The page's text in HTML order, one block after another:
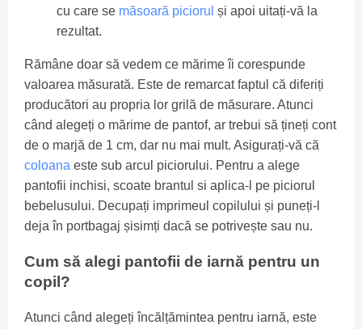
cu care se măsoară piciorul și apoi uitați-vă la
rezultat.
Rămâne doar să vedem ce mărime îi corespunde
valoarea măsurată. Este de remarcat faptul că diferiți
producători au propria lor grilă de măsurare. Atunci
când alegeți o mărime de pantof, ar trebui să țineți cont
de o marjă de 1 cm, dar nu mai mult. Asigurați-vă că
coloana este sub arcul piciorului. Pentru a alege
pantofii inchisi, scoate brantul si aplica-l pe piciorul
bebelusului. Decupați imprimeul copilului și puneți-l
deja în portbagaj șisimți dacă se potrivește sau nu.
Cum să alegi pantofii de iarnă pentru un
copil?
Atunci când alegeți încălțămintea pentru iarnă, este